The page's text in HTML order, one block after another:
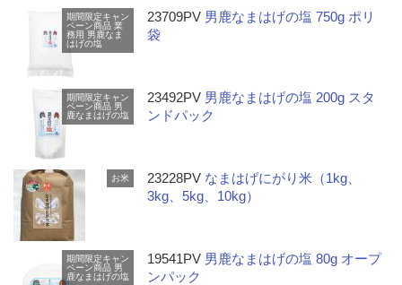
期間限定キャン
ペーン商品 業
務用 男鹿なま
はげの塩
23709PV 男鹿なまはげの塩 750g ポリ
袋
期間限定キャン
ペーン商品 男
鹿なまはげの塩
23492PV 男鹿なまはげの塩 200g スタ
ンドパック
お米 23228PV なまはげにがり米（1kg、
3kg、5kg、10kg）
期間限定キャン
ペーン商品 男
鹿なまはげの塩
19541PV 男鹿なまはげの塩 80g オープ
ンパック